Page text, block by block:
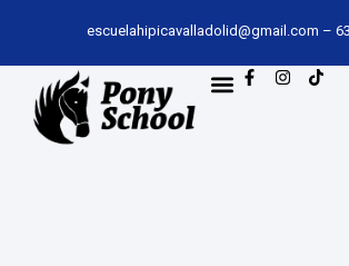
escuelahipicavalladolid@gmail.com –